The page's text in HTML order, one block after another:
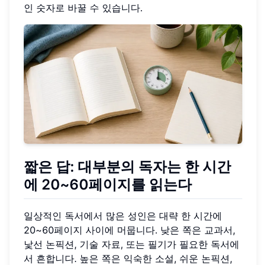
인 숫자로 바꿀 수 있습니다.
짧은 답: 대부분의 독자는 한 시간
에 20~60페이지를 읽는다
일상적인 독서에서 많은 성인은 대략 한 시간에
20~60페이지 사이에 머뭅니다. 낮은 쪽은 교과서,
낯선 논픽션, 기술 자료, 또는 필기가 필요한 독서에
서 흔합니다. 높은 쪽은 익숙한 소설, 쉬운 논픽션,